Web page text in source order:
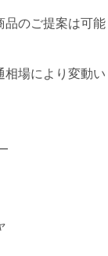
品のご提案は可能
場により変動い